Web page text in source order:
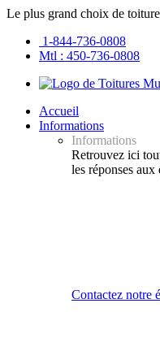
Le plus grand choix de
1-844-736-0808
Mtl : 450-736-0808
Accueil
Informations
Informations
Retrouvez ici
les réponses aux
Contactez notre